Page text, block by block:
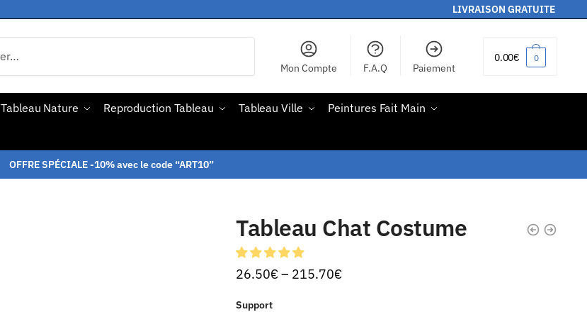
LIVRAISON GRATUITE
Mon Compte F.A.Q Paiement
0.00€ 0
Tableau Nature Reproduction Tableau Tableau Ville
Peintures Fait Main
OFFRE SPÉCIALE -10% avec le code “ART10”
Tableau Chat Costume
26.50€– 215.70€
Support